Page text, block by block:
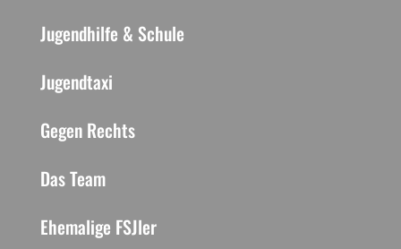
Jugendhilfe & Schule
Jugendtaxi
Gegen Rechts
Das Team
Ehemalige FSJler